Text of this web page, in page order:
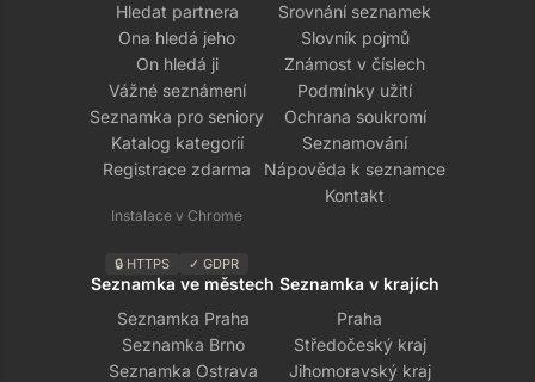
Hledat partnera
Ona hledá jeho
On hledá ji
Vážné seznámení
Seznamka pro seniory
Katalog kategorií
Registrace zdarma
Instalace v Chrome
🔒 HTTPS ✓ GDPR
Srovnání seznamek
Slovník pojmů
Známost v číslech
Podmínky užití
Ochrana soukromí
Seznamování
Nápověda k seznamce
Kontakt
Seznamka ve městech
Seznamka Praha
Seznamka Brno
Seznamka Ostrava
Seznamka v krajích
Praha
Středočeský kraj
Jihomoravský kraj